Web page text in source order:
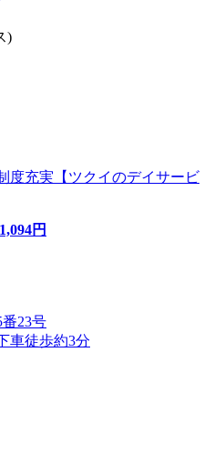
)
度充実【ツクイのデイサービ
1,094円
23号
車徒歩約3分